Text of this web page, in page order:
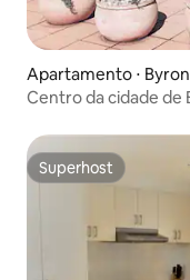
Apartamento ⋅
Centro da cidade de
Superhost
Superhost